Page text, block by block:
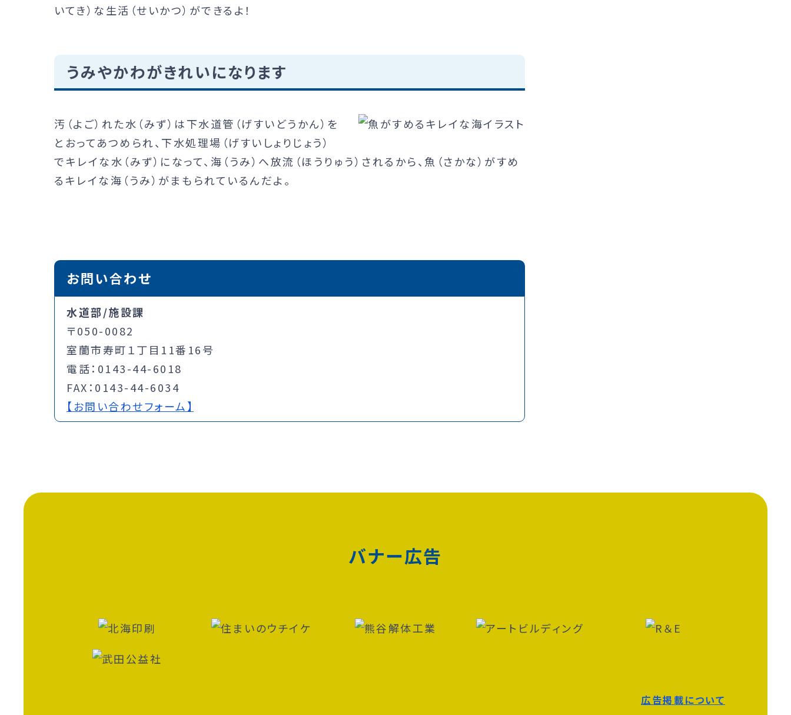
いてき）な生活（せいかつ）ができるよ！
うみやかわがきれいになります
汚（よご）れた水（みず）は下水道管（げすいどうかん）を
とおってあつめられ、下水処理場（げすいしょりじょう）
でキレイな水（みず）になって、海（うみ）へ放流（ほうりゅう）されるから、魚（さかな）がすめ
るキレイな海（うみ）がまもられているんだよ。
お問い合わせ
水道部/施設課
〒050-0082
室蘭市寿町１丁目11番16号
電話：0143-44-6018
FAX：0143-44-6034
【お問い合わせフォーム】
バナー広告
広告掲載について